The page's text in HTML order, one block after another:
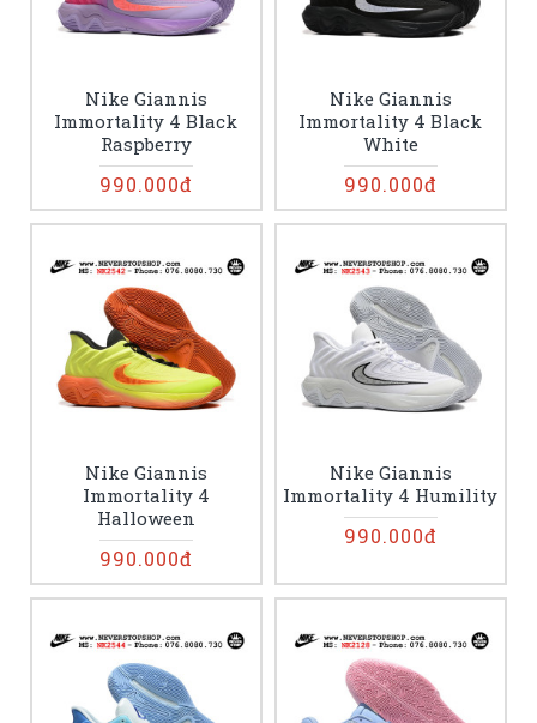
Nike Giannis
Immortality 4 Black
Raspberry
990.000đ
Nike Giannis
Immortality 4 Black
White
990.000đ
Nike Giannis
Immortality 4
Halloween
990.000đ
Nike Giannis
Immortality 4 Humility
990.000đ